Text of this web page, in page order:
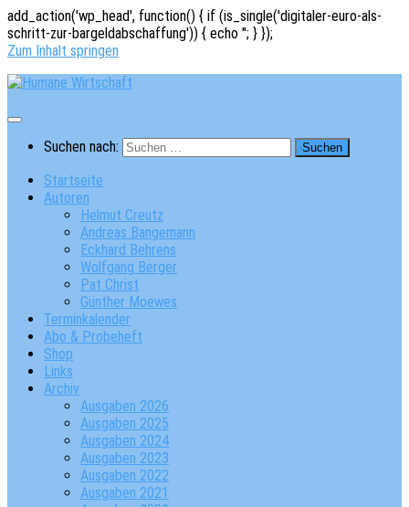
add_action('wp_head', function() { if (is_single('digitaler-euro-als-
schritt-zur-bargeldabschaffung')) { echo ''; } });
Zum Inhalt springen
Suchen nach:
Startseite
Autoren
Helmut Creutz
Andreas Bangemann
Eckhard Behrens
Wolfgang Berger
Pat Christ
Günther Moewes
Terminkalender
Abo & Probeheft
Shop
Links
Archiv
Ausgaben 2026
Ausgaben 2025
Ausgaben 2024
Ausgaben 2023
Ausgaben 2022
Ausgaben 2021